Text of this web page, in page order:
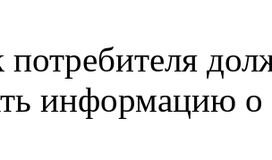
потребителя
информацию о